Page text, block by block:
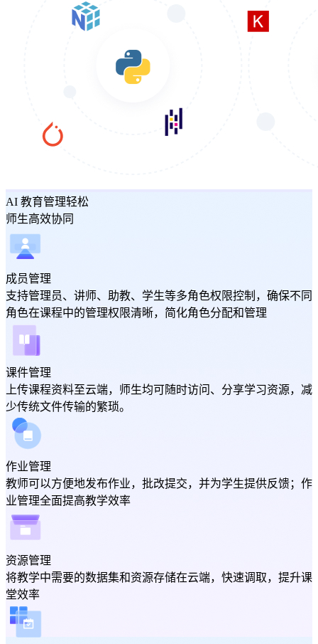
AI 教育管理轻松
师生高效协同
成员管理
支持管理员、讲师、助教、学生等多角色权限控制，确保不同
角色在课程中的管理权限清晰，简化角色分配和管理
课件管理
上传课程资料至云端，师生均可随时访问、分享学习资源，减
少传统文件传输的繁琐。
作业管理
教师可以方便地发布作业，批改提交，并为学生提供反馈；作
业管理全面提高教学效率
资源管理
将教学中需要的数据集和资源存储在云端，快速调取，提升课
堂效率